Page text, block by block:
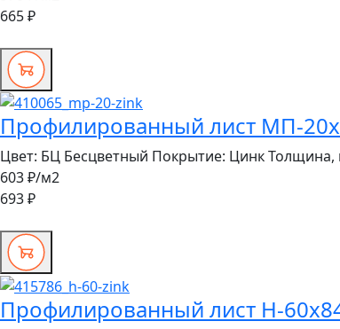
665 ₽
Профилированный лист МП-
Цвет: БЦ Бесцветный Покрытие: ЦинкТолщина,
603 ₽/м2
693 ₽
Профилированный лист Н-